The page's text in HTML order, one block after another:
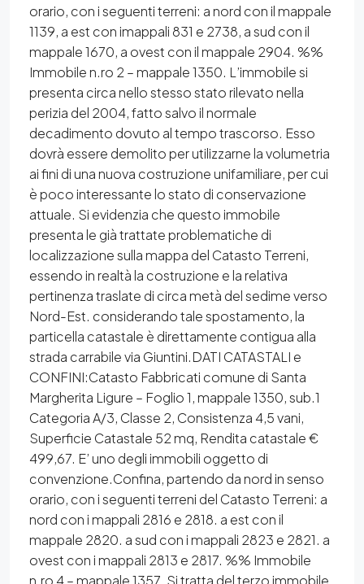
orario, con i seguenti terreni: a nord con il mappale
1139, a est con imappali 831 e 2738, a sud con il
mappale 1670, a ovest con il mappale 2904. %%
Immobile n.ro 2 – mappale 1350. L’immobile si
presenta circa nello stesso stato rilevato nella
perizia del 2004, fatto salvo il normale
decadimento dovuto al tempo trascorso. Esso
dovrà essere demolito per utilizzarne la volumetria
ai fini di una nuova costruzione unifamiliare, per cui
è poco interessante lo stato di conservazione
attuale. Si evidenzia che questo immobile
presenta le già trattate problematiche di
localizzazione sulla mappa del Catasto Terreni,
essendo in realtà la costruzione e la relativa
pertinenza traslate di circa metà del sedime verso
Nord-Est. considerando tale spostamento, la
particella catastale è direttamente contigua alla
strada carrabile via Giuntini.DATI CATASTALI e
CONFINI:Catasto Fabbricati comune di Santa
Margherita Ligure – Foglio 1, mappale 1350, sub.1
Categoria A/3, Classe 2, Consistenza 4,5 vani,
Superficie Catastale 52 mq, Rendita catastale €
499,67. E’ uno degli immobili oggetto di
convenzione.Confina, partendo da nord in senso
orario, con i seguenti terreni del Catasto Terreni: a
nord con i mappali 2816 e 2818. a est con il
mappale 2820. a sud con i mappali 2823 e 2821. a
ovest con i mappali 2813 e 2817. %% Immobile
n.ro 4 – mappale 1357. Si tratta del terzo immobile